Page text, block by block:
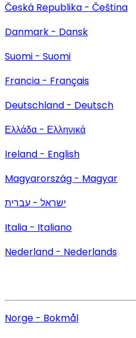
Česká Republika - Čeština
Danmark - Dansk
Suomi - Suomi
Francia - Français
Deutschland - Deutsch
Ελλάδα - Ελληνικά
Ireland - English
Magyarország - Magyar
ישראל - עברית
Italia - Italiano
Nederland - Nederlands
Norge - Bokmål